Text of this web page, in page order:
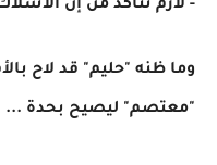
- لازم نتأكد من إن
وما ظنه "حليم" قد لاح
"معتصم" ليصيح بحدة ...